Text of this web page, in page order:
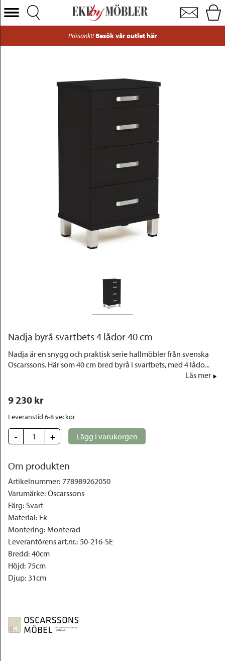
Nadja byrå svartbets 4 lådor 40 cm
Välj Kategori
Prissänkt! Besök vår outlet här
Nadja byrå svartbets 4 lådor 40 cm
Nadja är en snygg och praktisk serie hallmöbler från svenska
Oscarssons. Här som 40 cm bred byrå i svartbets, med 4 lådo...
Läs mer
9 230 kr
Leveranstid 6-8 veckor
- + Lägg i varukorgen
Om produkten
Artikelnummer: 778989262050
Varumärke: Oscarssons
Färg: Svart
Material: Ek
Montering: Monterad
Leverantörens art.nr.: 50-216-SE
Bredd: 40cm
Höjd: 75cm
Djup: 31cm